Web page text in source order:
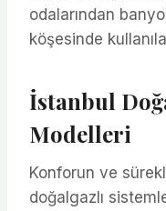
odalarından
köşesinde
İstanbul
Modelleri
Konforun ve
doğalgazlı